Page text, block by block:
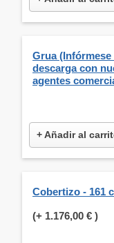
Grua (Infórmese
descarga con
agentes
+ Añadir al
Cobertizo - 161
(+ 1.176,00 € )